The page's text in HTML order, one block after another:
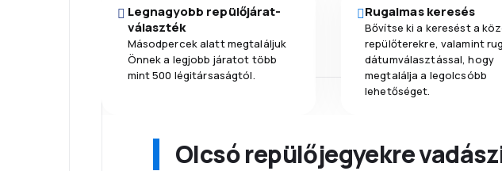
Legnagyobb repülőjárat-
választék
Másodpercek alatt megtaláljuk
Önnek a legjobb járatot több
mint 500 légitársaságtól.
Rugalmas keresés
Bővítse ki a keresést a
repülőterekre, valamint
dátumválasztással, hogy
megtalálja a legolcsóbb
lehetőséget.
Olcsó repülőjegyekre